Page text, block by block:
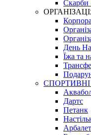
Скарби
День
Їжа та
Дартс
Петанк
Арбалет